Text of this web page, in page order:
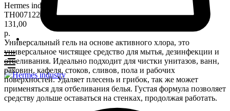
Hermes industry
TH0071224
131,00
р.
Универсальный гель на основе активного хлора, это
универсальное чистящее средство для мытья, дезинфекции и
отбеливания. Идеально подходит для чистки унитазов, ванн,
раковин, кафеля, стоков, сливов, пола и рабочих
поверхностей. Удаляет плесень и грибок, так же может
применяться для отбеливания белья. Густая формула позволяет
средству дольше оставаться на стенках, продолжая работать.